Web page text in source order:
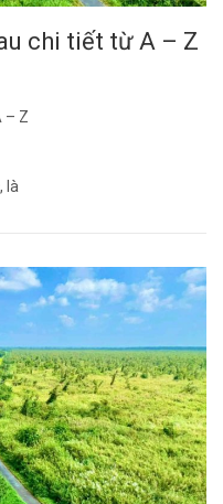
chi tiết từ A – Z
– Z
là